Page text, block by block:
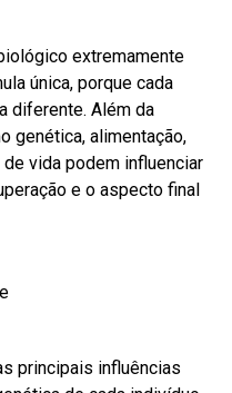
extremamente
única, porque cada
diferente. Além da
genética, alimentação,
vida podem influenciar
e o aspecto final
principais influências